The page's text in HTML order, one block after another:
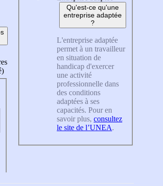
Qu'est-ce qu'une
entreprise adaptée
?
L'entreprise adaptée
permet à un travailleur
en situation de
handicap d'exercer
une activité
professionnelle dans
des conditions
adaptées à ses
capacités. Pour en
savoir plus, consultez
le site de l’UNEA.